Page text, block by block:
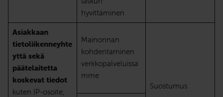
hyvittäminen
Asiakkaan
tietoliikenneyhte
yttä sekä
päätelaitetta
koskevat tiedot
kuten IP-osoite,
Mainonnan
kohdentaminen
verkkopalveluissa
mme
Suostumus